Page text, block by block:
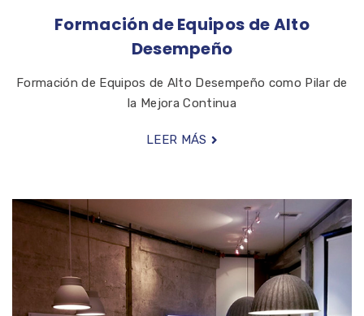
Formación de Equipos de Alto
Desempeño
Formación de Equipos de Alto Desempeño como Pilar de
la Mejora Continua
LEER MÁS